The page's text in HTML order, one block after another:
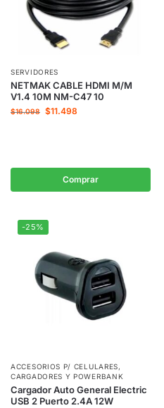
SERVIDORES
NETMAK CABLE HDMI M/M
V1.4 10M NM-C47 10
$16.098 $11.498
Comprar
-25%
ACCESORIOS P/ CELULARES,
CARGADORES Y POWERBANK
Cargador Auto General Electric
USB 2 Puerto 2.4A 12W